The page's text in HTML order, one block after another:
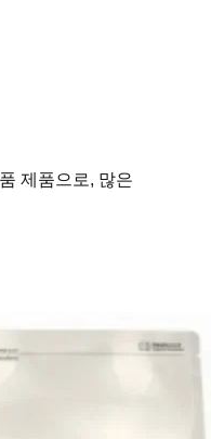
제품으로, 많은